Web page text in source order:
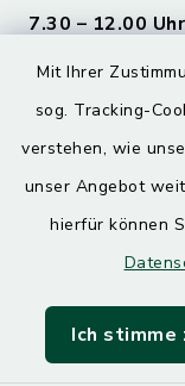
Mit Ihrer
sog. Tracking-
verstehen, wie
unser Angebot
hierfür können
Ich stimme
7.30 – 12.00 Uhr
Donnerstag
7.30 – 12.00 Uhr
13.00 – 17.30
Quicklinks
SoNNe e. V.